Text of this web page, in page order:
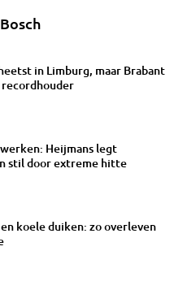
in Limburg, maar Brabant
Heijmans legt
stil door extreme hitte
koele duiken: zo overleven